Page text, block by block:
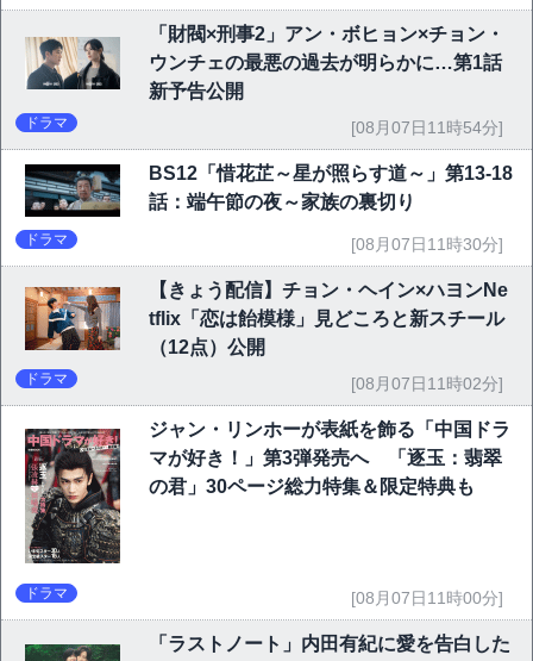
「財閥×刑事2」アン・ボヒョン×チョン・
ウンチェの最悪の過去が明らかに…第1話
新予告公開
ドラマ [08月07日11時54分]
BS12「惜花芷～星が照らす道～」第13-18
話：端午節の夜～家族の裏切り
ドラマ [08月07日11時30分]
【きょう配信】チョン・ヘイン×ハヨンNe
tflix「恋は飴模様」見どころと新スチール
（12点）公開
ドラマ [08月07日11時02分]
ジャン・リンホーが表紙を飾る「中国ドラ
マが好き！」第3弾発売へ 「逐玉：翡翠
の君」30ページ総力特集＆限定特典も
ドラマ [08月07日11時00分]
「ラストノート」内田有紀に愛を告白した